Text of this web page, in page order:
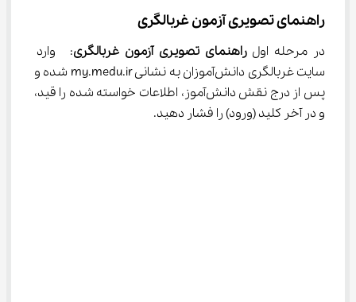
راهنمای تصویری آزمون غربالگری
در مرحله اول راهنمای تصویری آزمون غربالگری:  وارد
سایت غربالگری دانش‌آموزان به نشانی my.medu.ir شده و
پس از درج نقش دانش‌آموز، اطلاعات خواسته شده را قید،
و در آخر کلید (ورود) را فشار دهید.